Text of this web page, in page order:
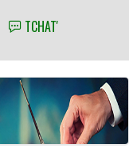
TCHAT'